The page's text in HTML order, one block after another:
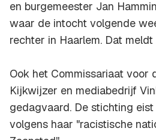
en burgemeester Jan
waar de intocht volgende
rechter in Haarlem. Dat meldt
Ook het Commissariaat voor
Kijkwijzer en mediabedrijf
gedagvaard. De stichting
volgens haar "racistische